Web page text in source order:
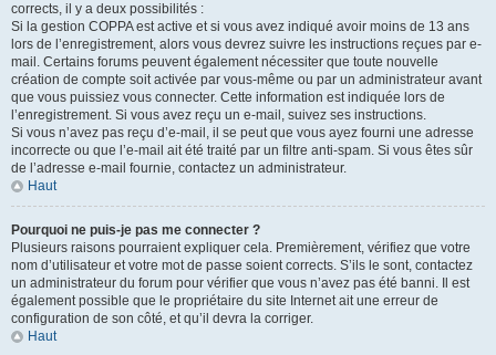
corrects, il y a deux possibilités :
Si la gestion COPPA est active et si vous avez indiqué avoir moins de 13 ans
lors de l’enregistrement, alors vous devrez suivre les instructions reçues par e-
mail. Certains forums peuvent également nécessiter que toute nouvelle
création de compte soit activée par vous-même ou par un administrateur avant
que vous puissiez vous connecter. Cette information est indiquée lors de
l’enregistrement. Si vous avez reçu un e-mail, suivez ses instructions.
Si vous n’avez pas reçu d’e-mail, il se peut que vous ayez fourni une adresse
incorrecte ou que l’e-mail ait été traité par un filtre anti-spam. Si vous êtes sûr
de l’adresse e-mail fournie, contactez un administrateur.
Haut
Pourquoi ne puis-je pas me connecter ?
Plusieurs raisons pourraient expliquer cela. Premièrement, vérifiez que votre
nom d’utilisateur et votre mot de passe soient corrects. S’ils le sont, contactez
un administrateur du forum pour vérifier que vous n’avez pas été banni. Il est
également possible que le propriétaire du site Internet ait une erreur de
configuration de son côté, et qu’il devra la corriger.
Haut